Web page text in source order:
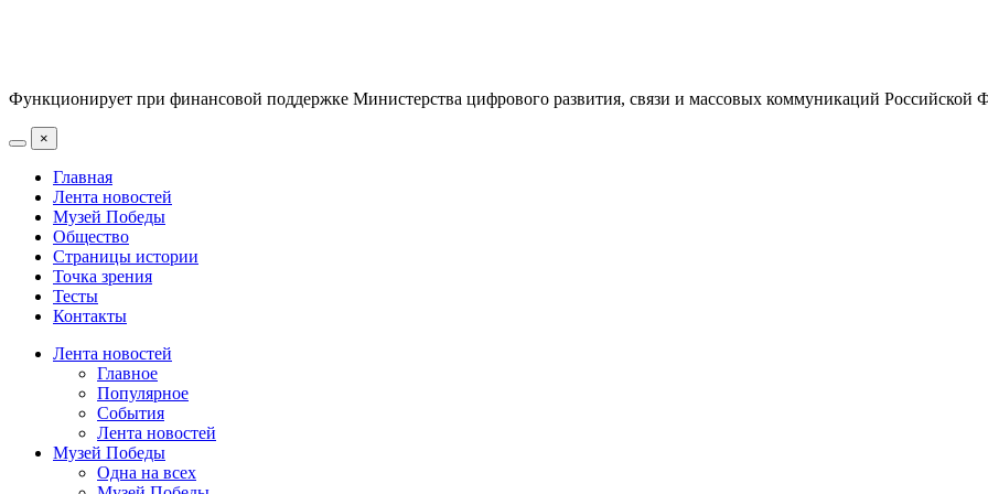
Функционирует при финансовой поддержке Министерства цифрового развития, связи и массовых коммуникаций Российской
×
Главная
Лента новостей
Музей Победы
Общество
Страницы истории
Точка зрения
Тесты
Контакты
Лента новостей
Главное
Популярное
События
Лента новостей
Музей Победы
Одна на всех